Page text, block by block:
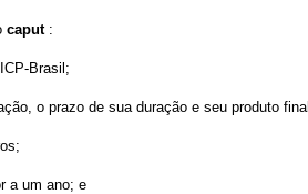
caput :
Brasil;
o prazo de sua duração e seu produto
a um ano; e